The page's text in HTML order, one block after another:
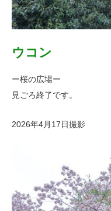
ウコン
ー桜の広場ー
見ごろ終了です。
2026年4月17日撮影